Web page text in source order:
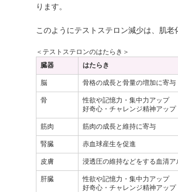
ります。
このようにテストステロン減少は、肌老
＜テストステロンのはたらき＞
臓器
はたらき
脳 ⾻格の成⻑と⾻量の増加に寄与
⾻
性欲や記憶⼒・集中⼒アップ
好奇心・チャレンジ精神アップ
筋⾁ 筋⾁の成⻑と維持に寄与
腎臓 ⾚⾎球産⽣を促進
⽪膚 浸透圧の維持などをする⾎清ア
肝臓
性欲や記憶⼒・集中⼒アップ
好奇心・チャレンジ精神アップ